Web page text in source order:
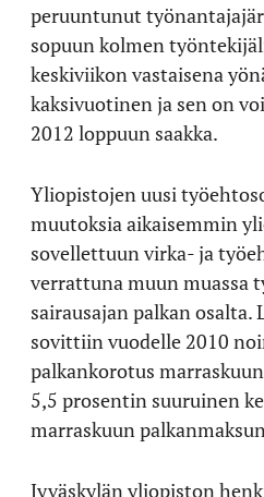
peruuntunut
sopuun kolmen
keskiviikon vastaisena
kaksivuotinen ja sen on
2012 loppuun saakka.
Yliopistojen uusi
muutoksia aikaisemmin
sovellettuun virka- ja
verrattuna muun muassa
sairausajan palkan
sovittiin vuodelle 2010
palkankorotus
5,5 prosentin suuruinen
marraskuun
Jyväskylän yliopiston